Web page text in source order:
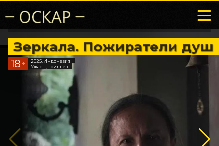
Зеркала. Пожиратели душ
18 +
2025, Индонезия
Ужасы, Триллер